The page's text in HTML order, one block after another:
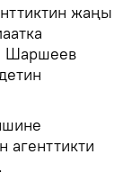
жаңы
Шаршеев
агенттикти